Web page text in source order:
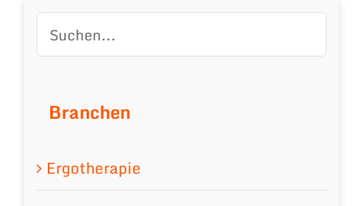
Branchen
Ergotherapie